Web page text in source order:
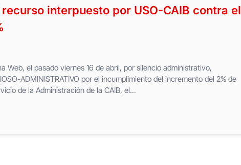
interpuesto por USO-CAIB contra el
Web, el pasado viernes 16 de abril, por silencio administrativo,
ADMINISTRATIVO por el incumplimiento del incremento del 2% de
de la Administración de la CAIB, el...